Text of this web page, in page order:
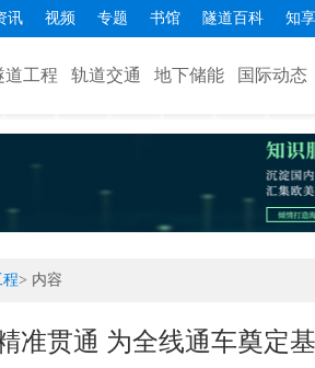
讯 视频 专题 书馆 隧道百科 知
道工程 轨道交通 地下储能 国际动态
程> 内容
准贯通 为全线通车奠定